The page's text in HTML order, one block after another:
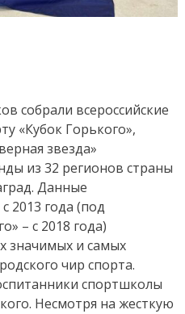
собрали всероссийские
«Кубок Горького»,
звезда»
из 32 регионов страны
Данные
2013 года (под
– с 2018 года)
значимых и самых
чир спорта.
спортшколы
Несмотря на жесткую